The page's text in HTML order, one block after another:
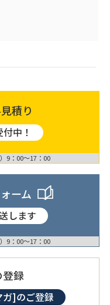
積り
中！
9：00〜17：00
ーム
します
9：00〜17：00
登録
]のご登録